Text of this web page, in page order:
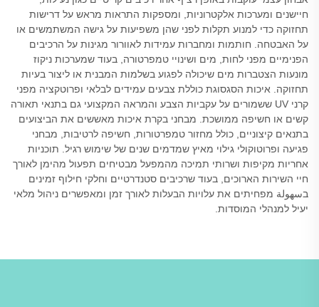
חיישנים ומערכות אלקטרוניות, ומספקות התראות מראש על דרישות
תחזוקה כדי למנוע תקלות לפני שהן משפיעות על גישה המשתמשים או
על האבטחה. חותמות ומחברות עמידות לאוורור מגינות על הרכיבים
הפנימיים מפני לחות, מים ושינויי טמפרטורה, בעוד שמערכות ניקוז
מונעות הצטברות מים שיכולה לפגוע בשלמות המבנית או ליצור בעיות
תחזוקה. איכות הסגסוגת כוללת צבעים עמידים לבלאי ופרוטקציה מפני
קרני UV ששמורים על עקביות הצבע והמראה המקצועי גם בתנאי תאורה
קשים או חשיפה ממושכת. מבחני בקרת איכות מאששים את הביצועים
בתנאים קיצוניים, כולל מחזור טמפרטורות, חשיפה לרטיבות, מבחני
פגיעה ופרוטוקולי גילוי מאיץ שמדמים שנים של שימוש רגיל. תוכניות
אחריות מקיפות ושרותי תמיכה מהמפעל מבטיחים תפעול מהימן לאורך
חיי השירות הארוכים, בעוד שרכיבים סטנדרטיים וחלקי חילוף זמינים
בسهولة מפחיתים את עלויות הבעלות לאורך זמן ומאפשרים ניהול מלאי
יעיל למנהלי המוסדות.